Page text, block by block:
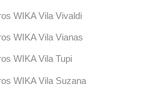
WIKA Vila Vivaldi
WIKA Vila Vianas
WIKA Vila Tupi
WIKA Vila Suzana